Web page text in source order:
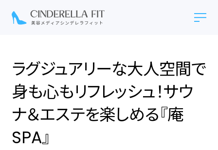
ラグジュアリーな大人空間で
身も心もリフレッシュ！サウ
ナ＆エステを楽しめる『庵
SPA』